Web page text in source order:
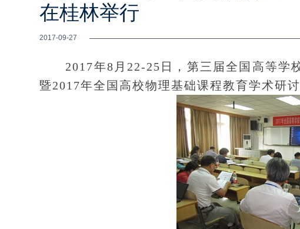
在桂林举行
2017-09-27
2017年8月22-25日，第三届全国高等学
暨2017年全国高校物理基础课程教育学术研